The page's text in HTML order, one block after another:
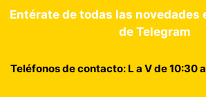
Entérate de todas las novedades
de Telegram
Teléfonos de contacto: L a V de 10:30 a